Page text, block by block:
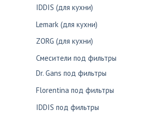
IDDIS (для кухни)
Lemark (для кухни)
ZORG (для кухни)
Смесители под фильтры
Dr. Gans под фильтры
Florentina под фильтры
IDDIS под фильтры